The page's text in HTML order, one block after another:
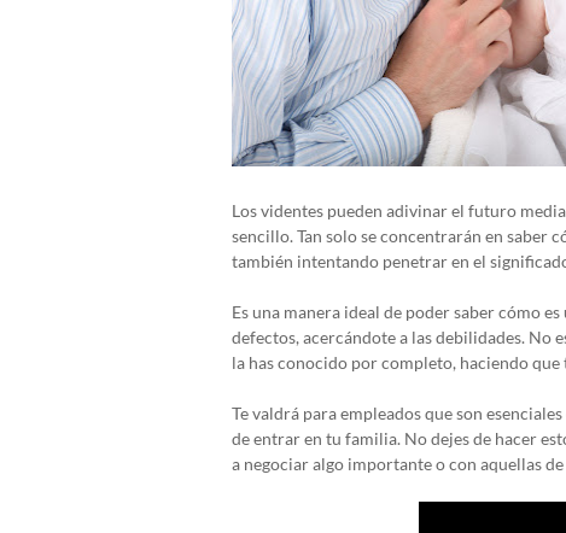
Los videntes pueden adivinar el futuro
sencillo. Tan solo se concentrarán en saber
también intentando penetrar en el
Es una manera ideal de poder saber cómo
defectos, acercándote a las debilidades. No
la has conocido por completo, haciendo
Te valdrá para empleados que son
de entrar en tu familia. No dejes de hacer
a negociar algo importante o con aquellas